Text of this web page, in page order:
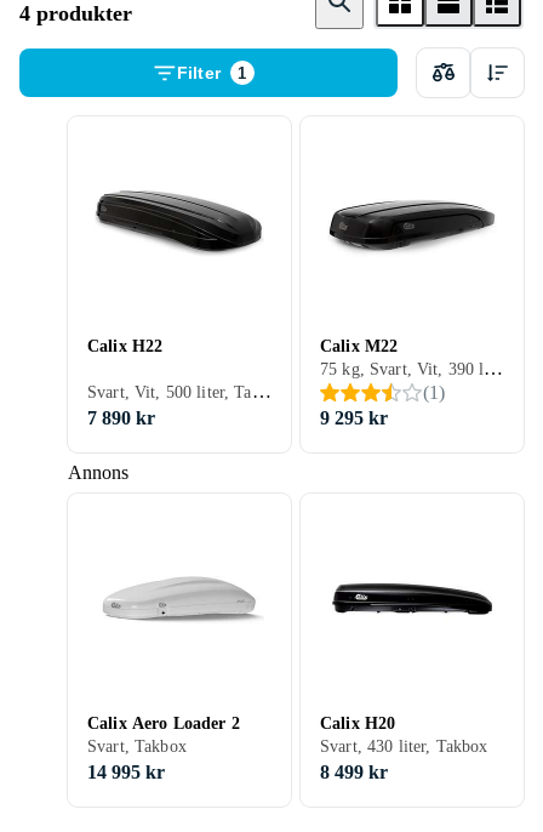
4 produkter
Filter 1
Annons
Calix H22
Svart, Vit, 500 liter, Takbox
7 890 kr
Calix M22
75 kg, Svart, Vit, 390 liter, Takbox
(1)
9 295 kr
Calix Aero Loader 2
Svart, Takbox
14 995 kr
Calix H20
Svart, 430 liter, Takbox
8 499 kr